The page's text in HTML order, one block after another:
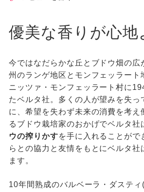
優美な香りが心地
今ではなだらかな丘とブドウ畑の広
州のランゲ地区とモンフェッラート
ニッツァ・モンフェッラート村に
たベルタ社。多くの人が望みを失っ
に、希望を失わず未来の消費を考え
るブドウ栽培家のおかげでベルタ社
ウの搾りかすを手に入れることがで
らとの協力と友情をもとにベルタ社
ます。
10年間熟成のバルベーラ・ダステ